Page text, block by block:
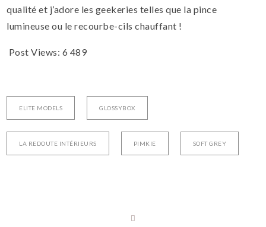
qualité et j’adore les geekeries telles que la pince
lumineuse ou le recourbe-cils chauffant !
Post Views: 6 489
ELITE MODELS GLOSSYBOX
LA REDOUTE INTÉRIEURS PIMKIE SOFT GREY